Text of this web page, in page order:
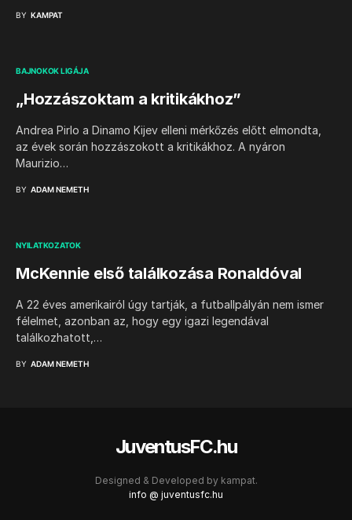
BY KAMPAT
BAJNOKOK LIGÁJA
„Hozzászoktam a kritikákhoz”
Andrea Pirlo a Dinamo Kijev elleni mérkőzés előtt elmondta,
az évek során hozzászokott a kritikákhoz. A nyáron
Maurizio…
BY ADAM NEMETH
NYILATKOZATOK
McKennie első találkozása Ronaldóval
A 22 éves amerikairól úgy tartják, a futballpályán nem ismer
félelmet, azonban az, hogy egy igazi legendával
találkozhatott,…
BY ADAM NEMETH
JuventusFC.hu
Designed & Developed by kampat.
info @ juventusfc.hu